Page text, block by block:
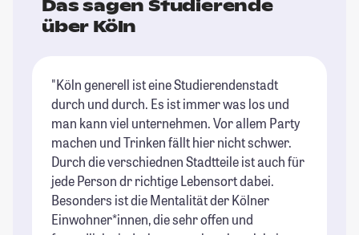
Das sagen Studierende
über Köln
"Köln generell ist eine Studierendenstadt
durch und durch. Es ist immer was los und
man kann viel unternehmen. Vor allem Party
machen und Trinken fällt hier nicht schwer.
Durch die verschiednen Stadtteile ist auch für
jede Person dr richtige Lebensort dabei.
Besonders ist die Mentalität der Kölner
Einwohner*innen, die sehr offen und